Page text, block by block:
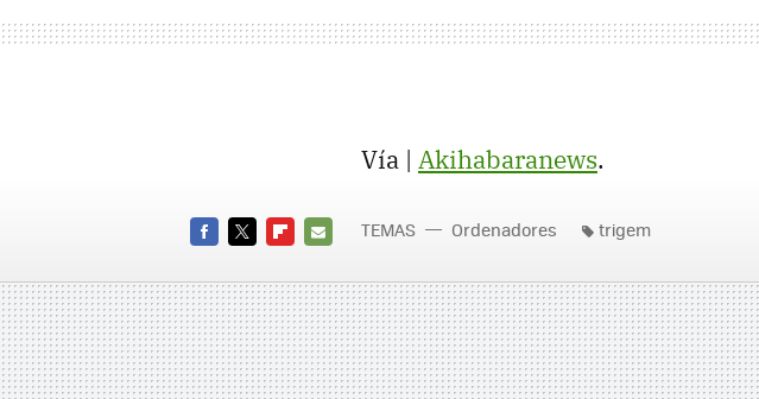
Vía | Akihabaranews.
MAIL
TEMAS Ordenadores trigem